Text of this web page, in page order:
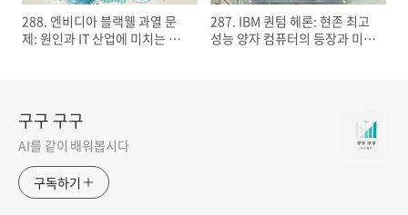
288. 엔비디아 블랙웰 과열 문
제: 원인과 IT 산업에 미치는 영
287. IBM 퀀텀 헤론: 현존 최고
성능 양자 컴퓨터의 등장과 미래
구구 구구
AI를 같이 배워봅시다
구독하기